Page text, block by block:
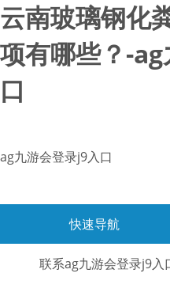
云南玻璃钢化
项有哪些？-
口
ag九游会登录j9入口
快速导航
联系ag九游会登录j9入